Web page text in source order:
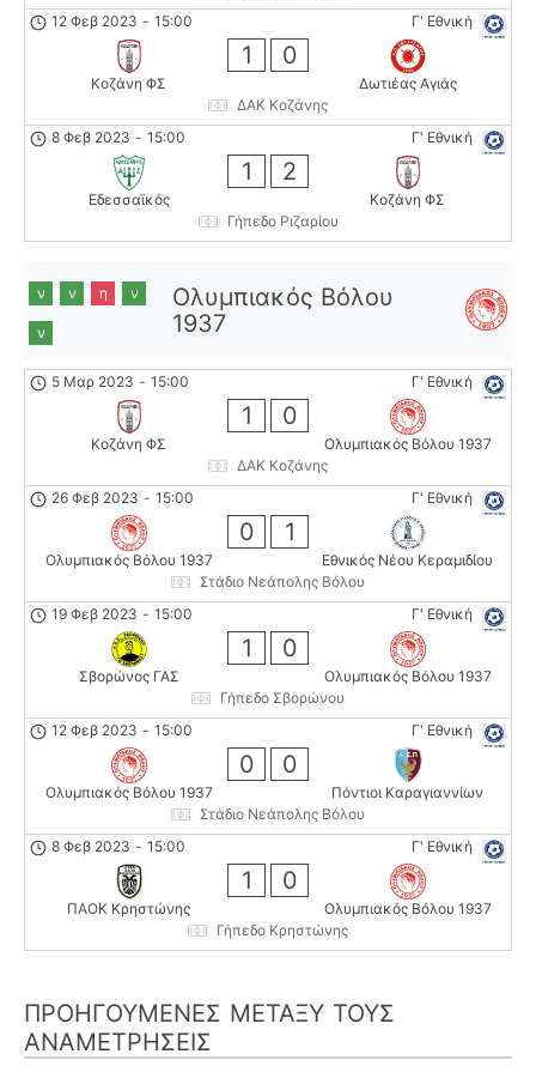
Γ' Εθνική
12 Φεβ 2023 - 15:00
Κοζάνη ΦΣ
1 0
Δωτιέας Αγιάς
ΔΑΚ Κοζάνης
Γ' Εθνική
8 Φεβ 2023 - 15:00
Εδεσσαϊκός
1 2
Κοζάνη ΦΣ
Γήπεδο Ριζαρίου
Ολυμπιακός Βόλου
1937
ν ν η ν
ν
Γ' Εθνική
5 Μαρ 2023 - 15:00
Κοζάνη ΦΣ
1 0
Ολυμπιακός Βόλου 1937
ΔΑΚ Κοζάνης
Γ' Εθνική
26 Φεβ 2023 - 15:00
Ολυμπιακός Βόλου 1937
0 1
Εθνικός Νέου Κεραμιδίου
Στάδιο Νεάπολης Βόλου
Γ' Εθνική
19 Φεβ 2023 - 15:00
Σβορώνος ΓΑΣ
1 0
Ολυμπιακός Βόλου 1937
Γήπεδο Σβορώνου
Γ' Εθνική
12 Φεβ 2023 - 15:00
Ολυμπιακός Βόλου 1937
0 0
Πόντιοι Καραγιαννίων
Στάδιο Νεάπολης Βόλου
Γ' Εθνική
8 Φεβ 2023 - 15:00
ΠΑΟΚ Κρηστώνης
1 0
Ολυμπιακός Βόλου 1937
Γήπεδο Κρηστώνης
ΠΡΟΗΓΟΎΜΕΝΕΣ ΜΕΤΑΞΎ ΤΟΥΣ
ΑΝΑΜΕΤΡΉΣΕΙΣ